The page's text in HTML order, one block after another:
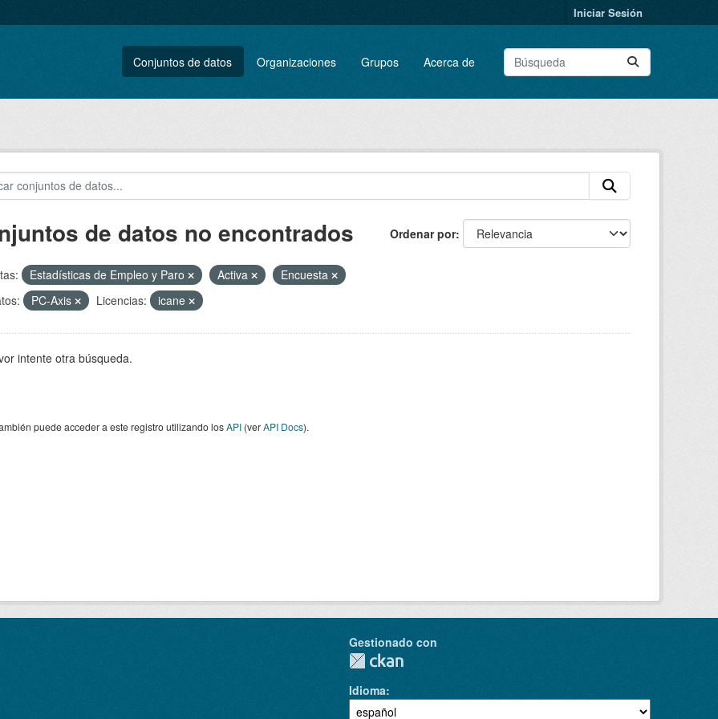
Iniciar Sesión
Conjuntos de datos Organizaciones Grupos Acerca de
Ordenar por
de datos no encontrados
Estadísticas de Empleo y Paro Activa
Encuesta
PC-Axis Licencias: icane
intente otra búsqueda.
puede acceder a este registro utilizando losAPI(verAPI Docs).
Gestionado con
Idioma